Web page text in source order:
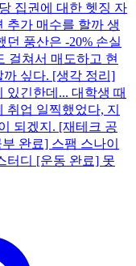
집권에 대한 헷징 자
추가 매수를 할까 생
풍산은 -20% 손실
걸쳐서 매도하고 현
싶다. [생각 정리]
있긴한데... 대학생 때
업 일찍했었다, 지
되겠지. [재테크 공
완료] 스팸 스나이
터디 [운동 완료] 못